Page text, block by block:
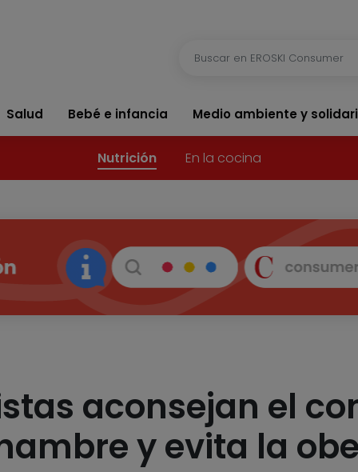
Salud Bebé e infancia Medio ambiente y
Nutrición En la cocina
aconsejan el
y evita la